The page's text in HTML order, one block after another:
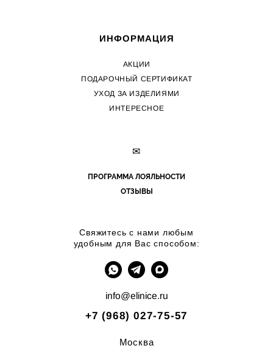
ИНФОРМАЦИЯ
АКЦИИ
ПОДАРОЧНЫЙ СЕРТИФИКАТ
УХОД ЗА ИЗДЕЛИЯМИ
ИНТЕРЕСНОЕ
✉
ПРОГРАММА ЛОЯЛЬНОСТИ
ОТЗЫВЫ
Свяжитесь с нами любым
удобным для Вас способом:
info@elinice.ru
+7 (968) 027-75-57
Москва